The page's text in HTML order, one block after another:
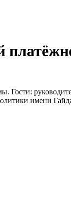
Гости:
имени